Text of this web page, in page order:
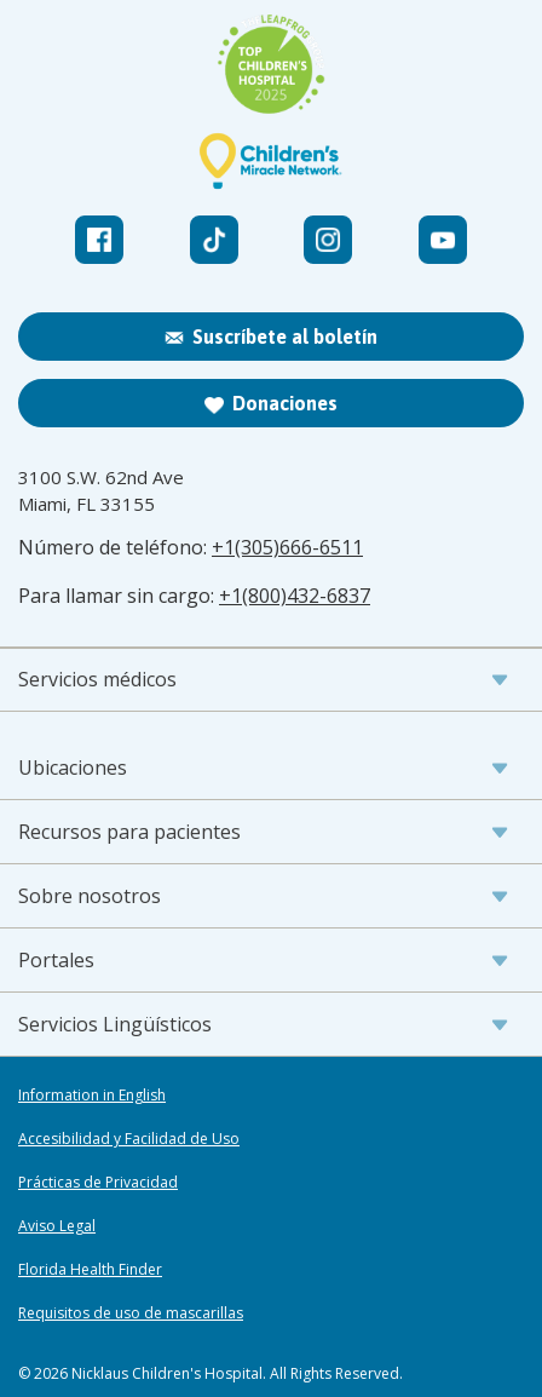
Suscríbete al boletín
Donaciones
3100 S.W. 62nd Ave
Miami, FL 33155
Número de teléfono: +1(305)666-6511
Para llamar sin cargo: +1(800)432-6837
Servicios médicos
Ubicaciones
Recursos para pacientes
Sobre nosotros
Portales
Servicios Lingüísticos
Information in English
Accesibilidad y Facilidad de Uso
Prácticas de Privacidad
Aviso Legal
Florida Health Finder
Requisitos de uso de mascarillas
© 2026 Nicklaus Children's Hospital. All Rights Reserved.